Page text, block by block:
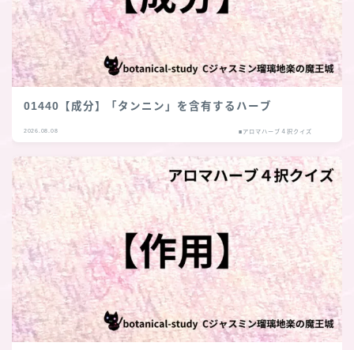
01440【成分】「タンニン」を含有するハーブ
2026.08.08 ■アロマハーブ４択クイズ